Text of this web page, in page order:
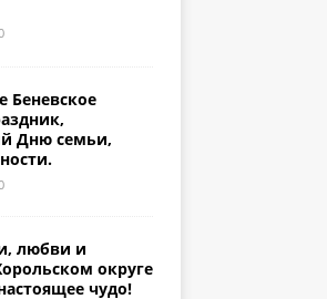
Беневское
Дню семьи,
любви и
округе
чудо!